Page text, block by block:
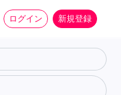
ログイン 新規登録